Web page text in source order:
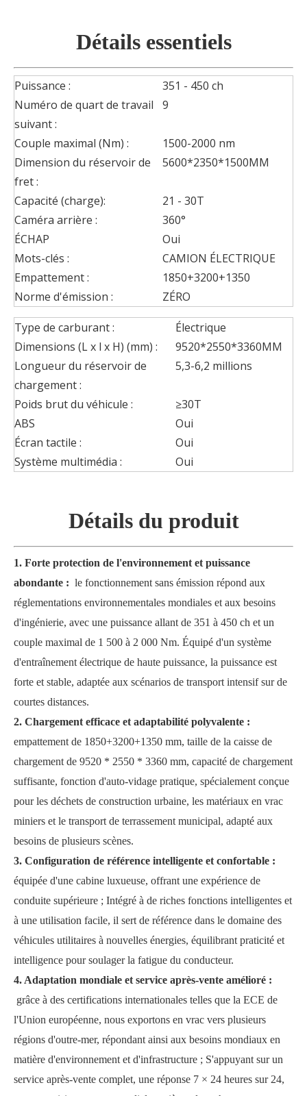
Détails essentiels
Puissance :
351 - 450 ch
Numéro de quart de travail
suivant :
9
Couple maximal (Nm) :
1500-2000 nm
Dimension du réservoir de
fret :
5600*2350*1500MM
Capacité (charge):
21 - 30T
Caméra arrière :
360°
ÉCHAP
Oui
Mots-clés :
CAMION ÉLECTRIQUE
Empattement :
1850+3200+1350
Norme d'émission :
ZÉRO
Type de carburant :
Électrique
Dimensions (L x l x H) (mm) :
9520*2550*3360MM
Longueur du réservoir de
chargement :
5,3-6,2 millions
Poids brut du véhicule :
≥30T
ABS
Oui
Écran tactile :
Oui
Système multimédia :
Oui
Détails du produit
1. Forte protection de l'environnement et puissance
abondante : le fonctionnement sans émission répond aux
réglementations environnementales mondiales et aux besoins
d'ingénierie, avec une puissance allant de 351 à 450 ch et un
couple maximal de 1 500 à 2 000 Nm. Équipé d'un système
d'entraînement électrique de haute puissance, la puissance est
forte et stable, adaptée aux scénarios de transport intensif sur de
courtes distances.
2. Chargement efficace et adaptabilité polyvalente :
empattement de 1850+3200+1350 mm, taille de la caisse de
chargement de 9520 * 2550 * 3360 mm, capacité de chargement
suffisante, fonction d'auto-vidage pratique, spécialement conçue
pour les déchets de construction urbaine, les matériaux en vrac
miniers et le transport de terrassement municipal, adapté aux
besoins de plusieurs scènes.
3. Configuration de référence intelligente et confortable :
équipée d'une cabine luxueuse, offrant une expérience de
conduite supérieure ; Intégré à de riches fonctions intelligentes et
à une utilisation facile, il sert de référence dans le domaine des
véhicules utilitaires à nouvelles énergies, équilibrant praticité et
intelligence pour soulager la fatigue du conducteur.
4. Adaptation mondiale et service après-vente amélioré :
grâce à des certifications internationales telles que la ECE de
l'Union européenne, nous exportons en vrac vers plusieurs
régions d'outre-mer, répondant ainsi aux besoins mondiaux en
matière d'environnement et d'infrastructure ; S'appuyant sur un
service après-vente complet, une réponse 7 × 24 heures sur 24,